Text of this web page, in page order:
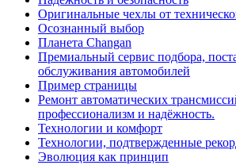
Оригинальные чехлы от
Осознанный выбор
Планета Changan
Премиальный сервис подбора,
обслуживания автомобилей
Пример страницы
Ремонт автоматических
профессионализм и надёжность.
Технологии и комфорт
Технологии, подтвержденные
Эволюция как принцип